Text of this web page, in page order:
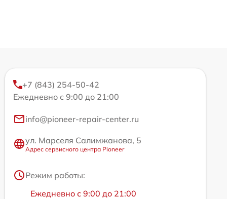
+7 (843) 254-50-42
Ежедневно с 9:00 до 21:00
info@pioneer-repair-center.ru
ул. Марселя Салимжанова, 5
Адрес сервисного центра Pioneer
Режим работы:
Ежедневно с 9:00 до 21:00